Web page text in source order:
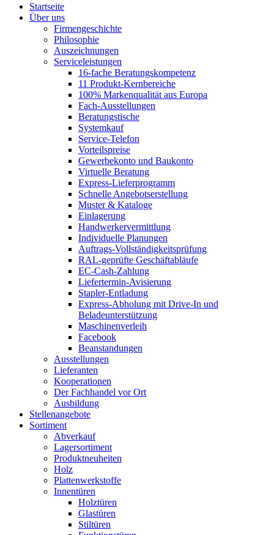
Startseite
Über uns
Firmengeschichte
Philosophie
Auszeichnungen
Serviceleistungen
16-fache Beratungskompetenz
11 Produkt-Kernbereiche
100% Markenqualität aus Europa
Fach-Ausstellungen
Beratungstische
Systemkauf
Service-Telefon
Vorteilspreise
Gewerbekonto und Baukonto
Virtuelle Beratung
Express-Lieferprogramm
Schnelle Angebotserstellung
Muster & Kataloge
Einlagerung
Handwerkervermittlung
Individuelle Planungen
Auftrags-Vollständigkeitsprüfung
RAL-geprüfte Geschäftabläufe
EC-Cash-Zahlung
Liefertermin-Avisierung
Stapler-Entladung
Express-Abholung mit Drive-In und
Beladeunterstützung
Maschinenverleih
Facebook
Beanstandungen
Ausstellungen
Lieferanten
Kooperationen
Der Fachhandel vor Ort
Ausbildung
Stellenangebote
Sortiment
Abverkauf
Lagersortiment
Produktneuheiten
Holz
Plattenwerkstoffe
Innentüren
Holztüren
Glastüren
Stiltüren